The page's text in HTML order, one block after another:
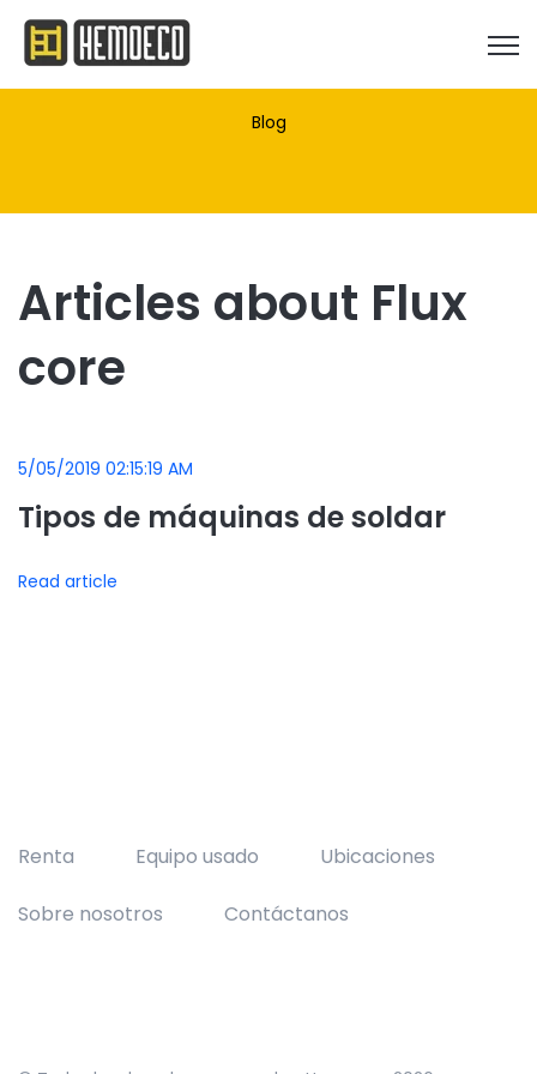
Blog
Articles about Flux
core
5/05/2019 02:15:19 AM
Tipos de máquinas de soldar
Read article
Renta Equipo usado Ubicaciones
Sobre nosotros Contáctanos